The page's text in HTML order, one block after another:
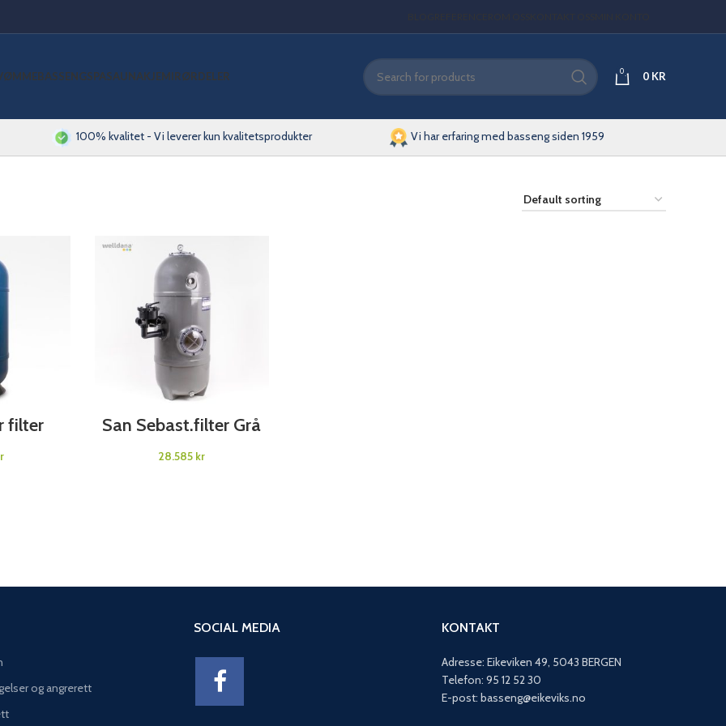
SPASAUNAKJEMIRØRDELER 0 0 KR
100% kvalitet - Vi leverer kun kvalitetsprodukter Vi har erfaring med basseng siden 1959
filter SELECT OPTIONS
San Sebast.filter Grå
kr
og angrerett
SOCIAL MEDIA KONTAKT
Adresse: Eikeviken 49, 5043 BERGEN
Telefon: 95 12 52 30
E-post: basseng@eikeviks.no